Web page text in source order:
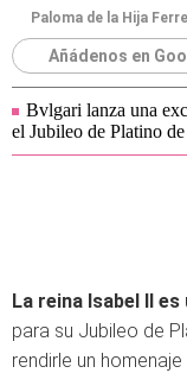
Paloma de la Hija
Añádenos en
Bvlgari lanza una
el Jubileo de Platino
La reina Isabel II es
para su Jubileo de
rendirle un